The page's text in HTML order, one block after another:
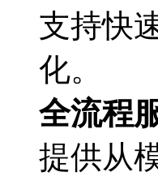
支持快
化。
全流程服
提供从